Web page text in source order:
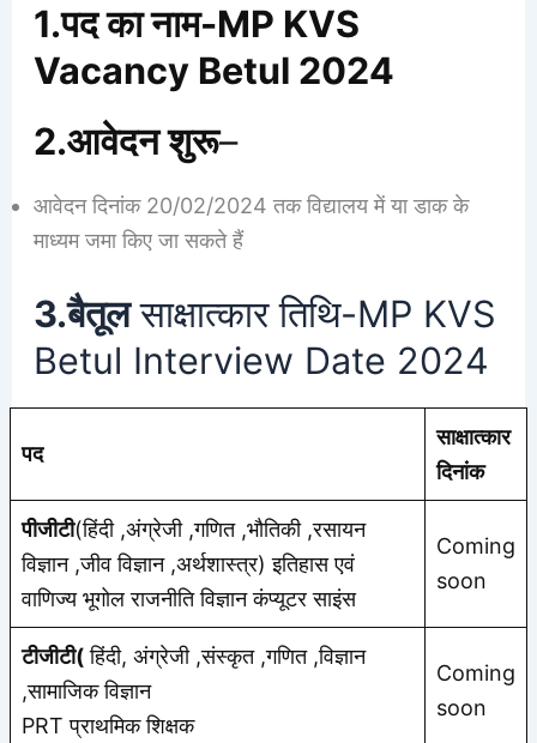
1.पद का नाम-MP KVS
Vacancy Betul 2024
2.आवेदन शुरू–
आवेदन दिनांक 20/02/2024 तक विद्यालय में या डाक के
माध्यम जमा किए जा सकते हैं
3.बैतूलसाक्षात्कार तिथि-MP KVS
Betul Interview Date 2024
पद
साक्षात्कार
दिनांक
पीजीटी(हिंदी ,अंग्रेजी ,गणित ,भौतिकी ,रसायन
विज्ञान ,जीव विज्ञान ,अर्थशास्त्र) इतिहास एवं
वाणिज्य भूगोल राजनीति विज्ञान कंप्यूटर साइंस
Coming
soon
टीजीटी(हिंदी, अंग्रेजी ,संस्कृत ,गणित ,विज्ञान
,सामाजिक विज्ञान
PRT प्राथमिक शिक्षक
Coming
soon